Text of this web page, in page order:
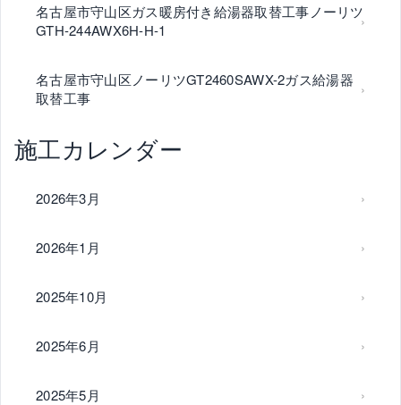
名古屋市守山区ガス暖房付き給湯器取替工事ノーリツ
GTH-244AWX6H-H-1
名古屋市守山区ノーリツGT2460SAWX-2ガス給湯器
取替工事
施工カレンダー
2026年3月
2026年1月
2025年10月
2025年6月
2025年5月